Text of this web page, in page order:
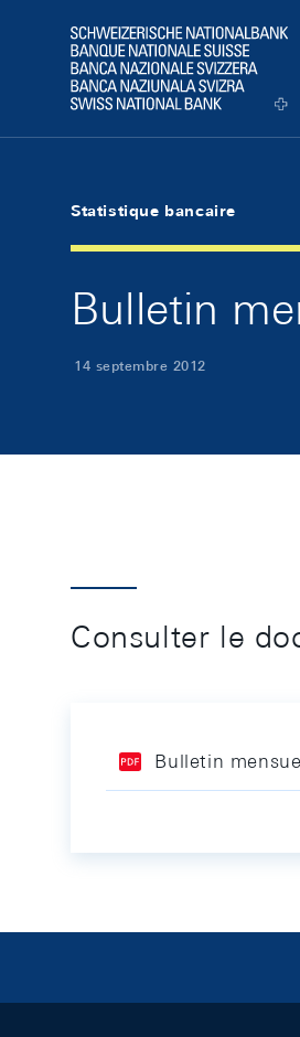
Logo
Statistique bancaire
Bulletin
14 septembre 2012
Consulter le
Bulletin